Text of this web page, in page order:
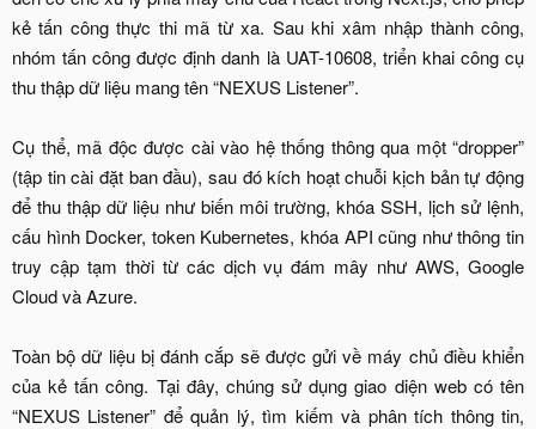
kẻ tấn công thực thi mã từ xa. Sau khi xâm nhập thành công,
nhóm tấn công được định danh là UAT-10608, triển khai công cụ
thu thập dữ liệu mang tên “NEXUS Listener”.
Cụ thể, mã độc được cài vào hệ thống thông qua một “dropper”
(tập tin cài đặt ban đầu), sau đó kích hoạt chuỗi kịch bản tự động
để thu thập dữ liệu như biến môi trường, khóa SSH, lịch sử lệnh,
cấu hình Docker, token Kubernetes, khóa API cũng như thông tin
truy cập tạm thời từ các dịch vụ đám mây như AWS, Google
Cloud và Azure.
Toàn bộ dữ liệu bị đánh cắp sẽ được gửi về máy chủ điều khiển
của kẻ tấn công. Tại đây, chúng sử dụng giao diện web có tên
“NEXUS Listener” để quản lý, tìm kiếm và phân tích thông tin,